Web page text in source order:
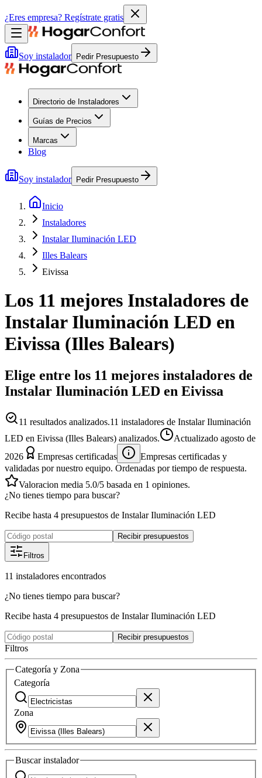
¿Eres empresa? Regístrate gratis
Soy instalador Pedir Presupuesto
Directorio de Instaladores
Guías de Precios
Marcas
Blog
Soy instalador Pedir Presupuesto
Inicio
Instaladores
Instalar Iluminación LED
Illes Balears
Eivissa
Los 11 mejores Instaladores de
Instalar Iluminación LED en
Eivissa (Illes Balears)
Elige entre los 11 mejores instaladores de
Instalar Iluminación LED en Eivissa
11 resultados analizados.11 instaladores de Instalar Iluminación
LED en Eivissa (Illes Balears) analizados.
Actualizado agosto de
2026
Empresas certificadas
Empresas certificadas y
validadas por nuestro equipo. Ordenadas por tiempo de respuesta.
Valoracion media 5.0/5 basada en 1 opiniones.
¿No tienes tiempo para buscar?
Recibe hasta 4 presupuestos de Instalar Iluminación LED
Recibir presupuestos
Filtros
11 instaladores encontrados
¿No tienes tiempo para buscar?
Recibe hasta 4 presupuestos de Instalar Iluminación LED
Recibir presupuestos
Filtros
Categoría y Zona
Categoría
Zona
Buscarinstalador